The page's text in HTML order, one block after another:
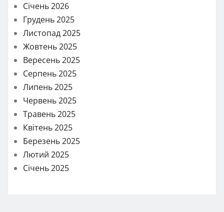
Січень 2026
Грудень 2025
Листопад 2025
Жовтень 2025
Вересень 2025
Серпень 2025
Липень 2025
Червень 2025
Травень 2025
Квітень 2025
Березень 2025
Лютий 2025
Січень 2025